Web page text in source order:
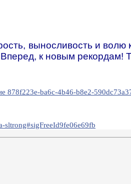
выносливость и
к новым рекордам!